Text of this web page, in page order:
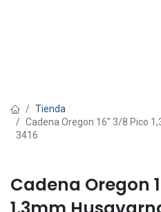
Tienda
Cadena Oregon 16" 3/8 Pico
3416
Cadena Oregon